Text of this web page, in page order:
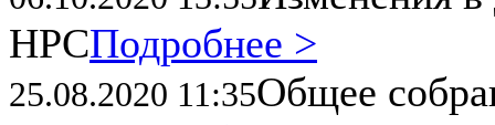
НРСПодробнее >
25.08.2020 11:35Общее